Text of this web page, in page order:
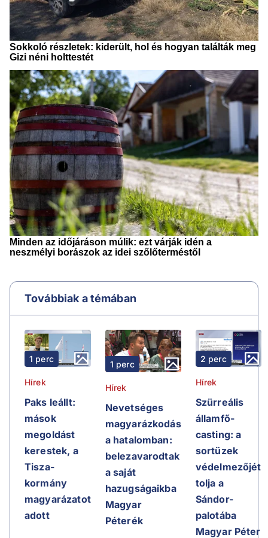
Továbbiak a témában
1 perc
Hírek
Paks leállt:
mások
megoldást
kerestek, a
Tisza-
kormány
magyarázatot
adott
1 perc
Hírek
Nevetséges
magyarázkodás
a hatalomban:
belezavarodtak
a saját
hazugságaikba
Magyar
Péterék
2 perc
Hírek
Szürreális
államfő-
casting: a
sortüzek
védelmezőjét
tolja a
Sándor-
palotába
Magyar Péter